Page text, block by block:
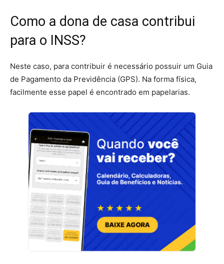
Como a dona de casa contribui
para o INSS?
Neste caso, para contribuir é necessário possuir um Guia
de Pagamento da Previdência (GPS). Na forma física,
facilmente esse papel é encontrado em papelarias.